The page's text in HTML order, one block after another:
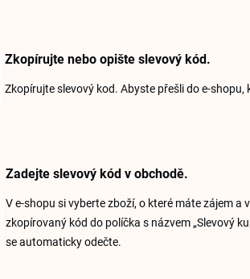
Zkopírujte nebo opište slevový kód.
Zkopírujte slevový kod. Abyste přešli do e-
Zadejte slevový kód v obchodě.
V e-shopu si vyberte zboží, o které máte zájem
zkopírovaný kód do políčka s názvem „Slevový
se automaticky odečte.